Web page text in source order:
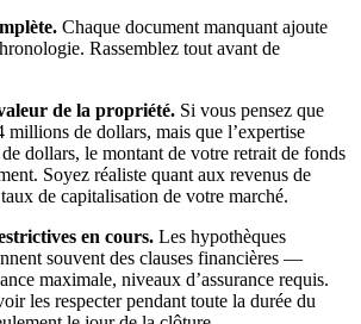
Chaque document manquant ajoute
Rassemblez tout avant de
de la propriété. Si vous pensez que
millions de dollars, mais que l’expertise
dollars, le montant de votre retrait de fonds
Soyez réaliste quant aux revenus de
de capitalisation de votre marché.
en cours. Les hypothèques
souvent des clauses financières —
maximale, niveaux d’assurance requis.
les respecter pendant toute la durée du